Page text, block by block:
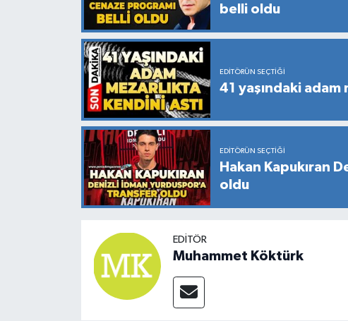
belli oldu
EDITÖRÜN SEÇTIĞI
41 yaşındaki adam
EDITÖRÜN SEÇTIĞI
Hakan Kapukıran
oldu
EDITÖR
Muhammet Köktürk